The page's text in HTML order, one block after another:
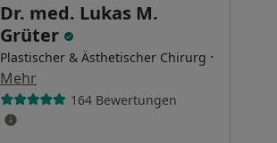
Dr. med. Lukas M.
Grüter
Plastischer & Ästhetischer Chirurg ·
Mehr
164 Bewertungen